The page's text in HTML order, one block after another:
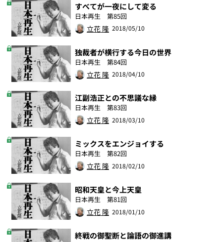
すべてが一夜にして変る
日本再生 第85回
立花 隆 2018/05/10
独裁者が横行する今日の世界
日本再生 第84回
立花 隆 2018/04/10
江副浩正との不思議な縁
日本再生 第83回
立花 隆 2018/03/10
ミックスをエンジョイする
日本再生 第82回
立花 隆 2018/02/10
昭和天皇と今上天皇
日本再生 第81回
立花 隆 2018/01/10
終戦の御聖断と論語の御進講